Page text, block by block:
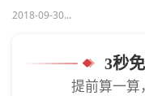
2018-09-30...
3秒
提前算一算